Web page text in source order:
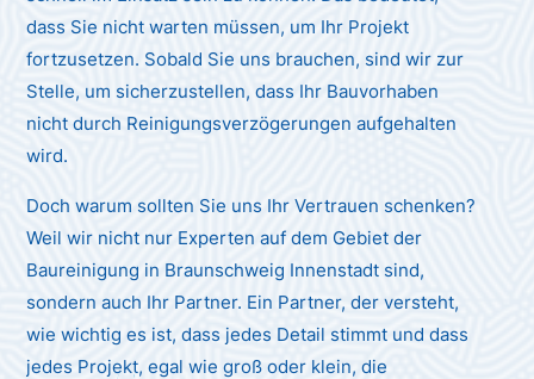
dass Sie nicht warten müssen, um Ihr Projekt
fortzusetzen. Sobald Sie uns brauchen, sind wir zur
Stelle, um sicherzustellen, dass Ihr Bauvorhaben
nicht durch Reinigungsverzögerungen aufgehalten
wird.
Doch warum sollten Sie uns Ihr Vertrauen schenken?
Weil wir nicht nur Experten auf dem Gebiet der
Baureinigung in Braunschweig Innenstadt sind,
sondern auch Ihr Partner. Ein Partner, der versteht,
wie wichtig es ist, dass jedes Detail stimmt und dass
jedes Projekt, egal wie groß oder klein, die